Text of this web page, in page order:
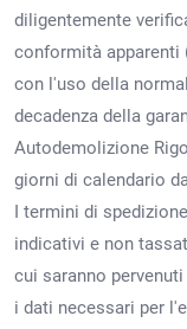
diligentemente
conformità
con l'uso della
decadenza della
Autodemolizione
giorni di calendario
I termini di
indicativi e non
cui saranno
i dati necessari per